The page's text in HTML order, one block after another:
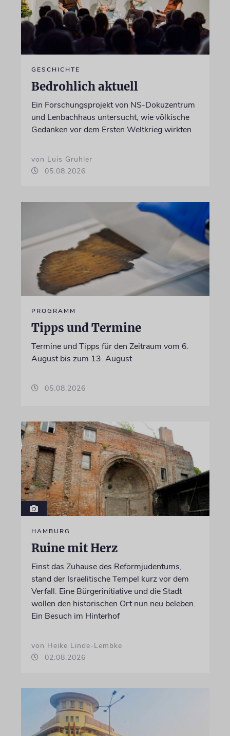
GESCHICHTE
Bedrohlich aktuell
Ein Forschungsprojekt von NS-Dokuzentrum
und Lenbachhaus untersucht, wie völkische
Gedanken vor dem Ersten Weltkrieg wirkten
von Luis Gruhler
05.08.2026
PROGRAMM
Tipps und Termine
Termine und Tipps für den Zeitraum vom 6.
August bis zum 13. August
05.08.2026
HAMBURG
Ruine mit Herz
Einst das Zuhause des Reformjudentums,
stand der Israelitische Tempel kurz vor dem
Verfall. Eine Bürgerinitiative und die Stadt
wollen den historischen Ort nun neu beleben.
Ein Besuch im Hinterhof
von Heike Linde-Lembke
02.08.2026